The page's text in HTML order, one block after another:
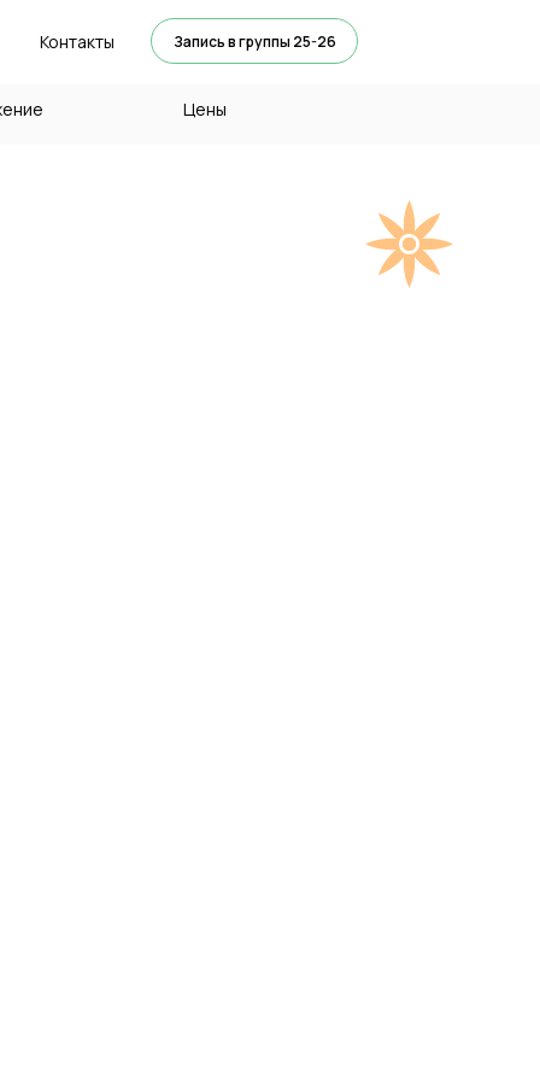
Запись в группы 25-26
Контакты
Цены